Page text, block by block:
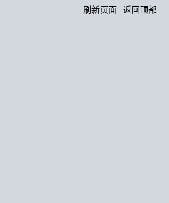
刷新页面 返回顶部